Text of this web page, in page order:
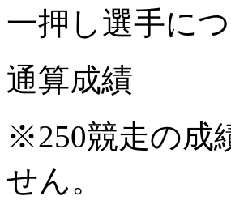
一押し選手に
通算成績
※250競走の成
せん。